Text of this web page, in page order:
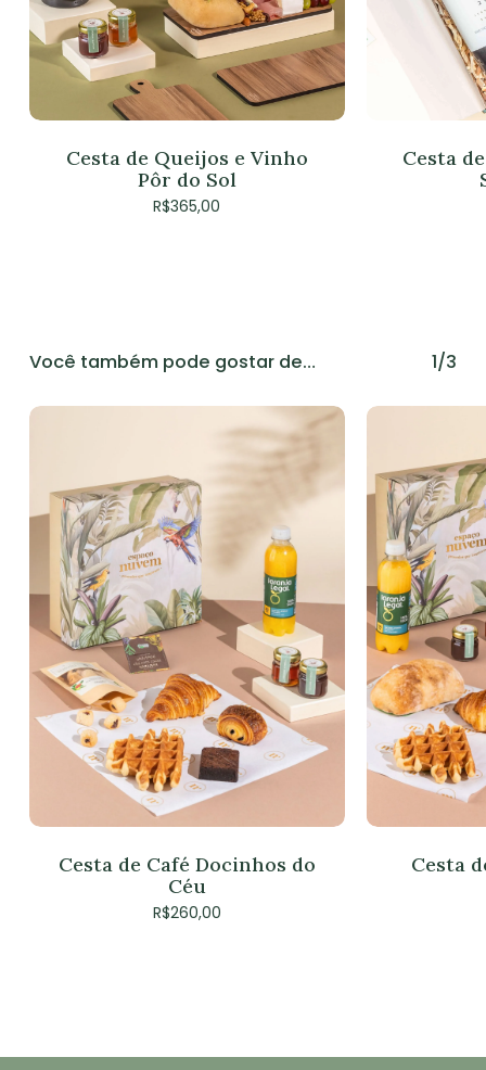
Cesta de Queijos e Vinho
Pôr do Sol
R$365,00
Cesta
Você também pode gostar de… 1/3
Cesta de Café Docinhos do
Céu
R$260,00
Cesta